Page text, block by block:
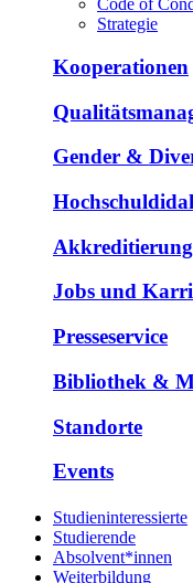
Code of
Strategie
Kooperationen
Gender &
Jobs und
Presseservice
Bibliothek &
Standorte
Events
Studieninteressierte
Studierende
Absolvent*innen
Weiterbildung